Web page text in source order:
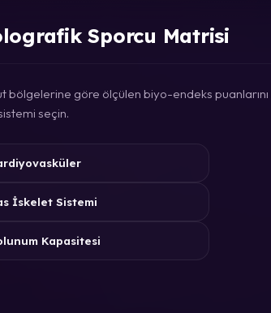
Sporcu Matrisi
bölgelerine göre ölçülen biyo-endeks
seçin.
İskelet Sistemi
Kapasitesi